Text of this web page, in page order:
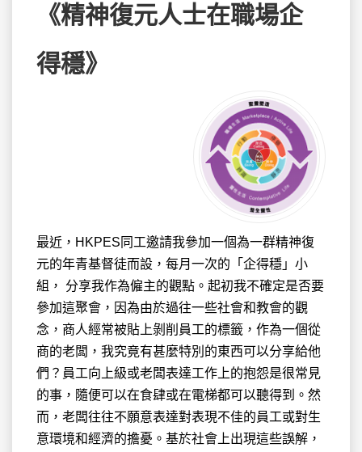
《精神復元人士在職場企
得穩》
最近，HKPES同工邀請我參加一個為一群精神復
元的年青基督徒而設，每月一次的「企得穩」小
組， 分享我作為僱主的觀點。起初我不確定是否要
參加這聚會，因為由於過往一些社會和教會的觀
念，商人經常被貼上剝削員工的標籤，作為一個從
商的老闆，我究竟有甚麼特別的東西可以分享給他
們？員工向上級或老闆表達工作上的抱怨是很常見
的事，隨便可以在食肆或在電梯都可以聽得到。然
而，老闆往往不願意表達對表現不佳的員工或對生
意環境和經濟的擔憂。基於社會上出現這些誤解，